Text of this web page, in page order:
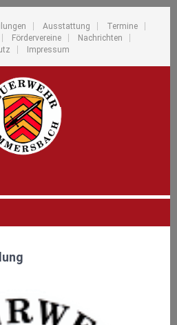
Ausstattung
Termine
Fördervereine
Nachrichten
Impressum